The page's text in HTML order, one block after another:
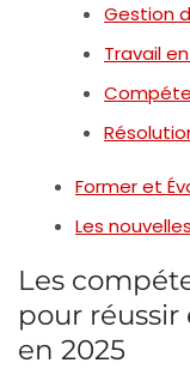
Gestion
Travail
Former et
Les
Les
pour
en 2025